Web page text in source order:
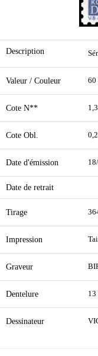
Description
Valeur / Couleur 60
Cote N**
Cote Obl.
Date d'émission
Date de retrait
Tirage
Impression
Graveur
Dentelure
Dessinateur